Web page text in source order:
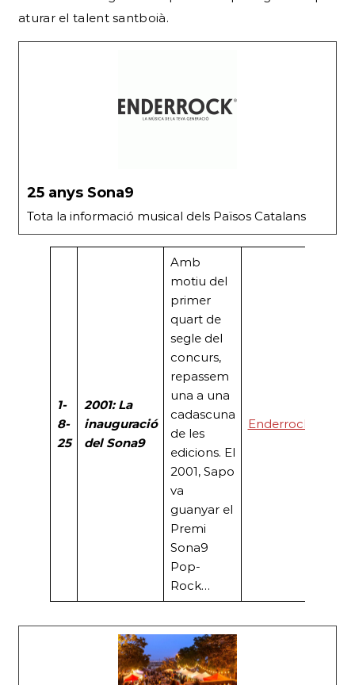
aturar el talent santboià.
25 anys Sona9
Tota la informació musical dels Països Catalans
1-
8-
25
2001: La
inauguració
del Sona9
Amb
motiu del
primer
quart de
segle del
concurs,
repassem
una a una
cadascuna
de les
edicions. El
2001, Sapo
va
guanyar el
Premi
Sona9
Pop-
Rock…
Enderrock